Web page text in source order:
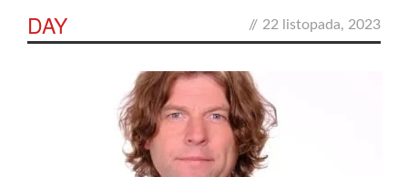
DAY // 22 listopada, 2023